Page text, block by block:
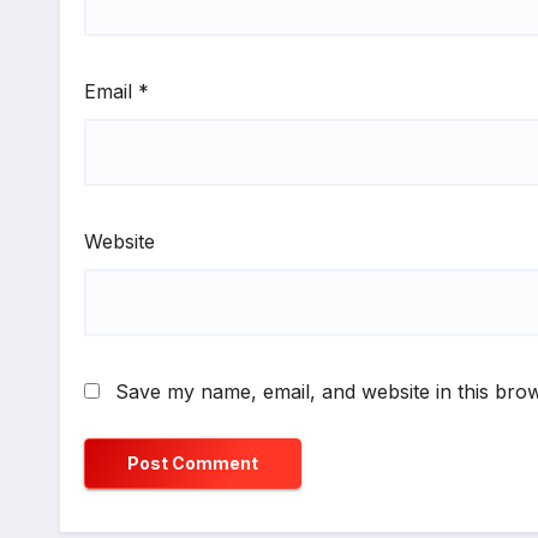
Email *
Website
Save my name, email, and website in this